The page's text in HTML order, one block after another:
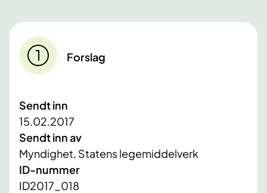
Forslag
Sendt inn
15.02.2017
Sendt inn av
Myndighet, Statens legemiddelverk
ID-nummer
ID2017_018